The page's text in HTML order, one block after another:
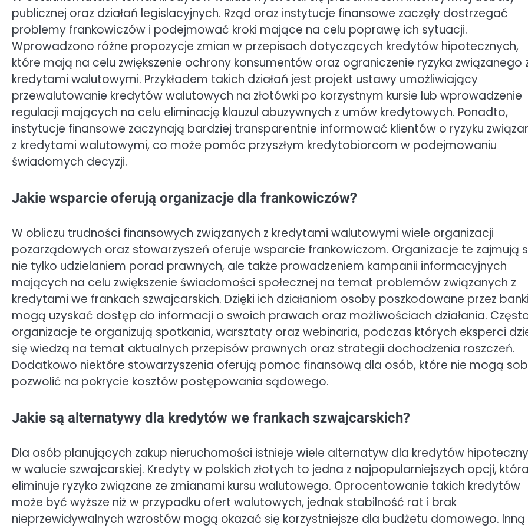
publicznej oraz działań legislacyjnych. Rząd oraz instytucje finansowe zaczęły dostrzegać
problemy frankowiczów i podejmować kroki mające na celu poprawę ich sytuacji.
Wprowadzono różne propozycje zmian w przepisach dotyczących kredytów hipotecznych,
które mają na celu zwiększenie ochrony konsumentów oraz ograniczenie ryzyka związanego
kredytami walutowymi. Przykładem takich działań jest projekt ustawy umożliwiający
przewalutowanie kredytów walutowych na złotówki po korzystnym kursie lub wprowadzenie
regulacji mających na celu eliminację klauzul abuzywnych z umów kredytowych. Ponadto,
instytucje finansowe zaczynają bardziej transparentnie informować klientów o ryzyku
z kredytami walutowymi, co może pomóc przyszłym kredytobiorcom w podejmowaniu
świadomych decyzji.
Jakie wsparcie oferują organizacje dla frankowiczów?
W obliczu trudności finansowych związanych z kredytami walutowymi wiele organizacji
pozarządowych oraz stowarzyszeń oferuje wsparcie frankowiczom. Organizacje te zajmują
nie tylko udzielaniem porad prawnych, ale także prowadzeniem kampanii informacyjnych
mających na celu zwiększenie świadomości społecznej na temat problemów związanych z
kredytami we frankach szwajcarskich. Dzięki ich działaniom osoby poszkodowane przez banki
mogą uzyskać dostęp do informacji o swoich prawach oraz możliwościach działania.
organizacje te organizują spotkania, warsztaty oraz webinaria, podczas których eksperci
się wiedzą na temat aktualnych przepisów prawnych oraz strategii dochodzenia roszczeń.
Dodatkowo niektóre stowarzyszenia oferują pomoc finansową dla osób, które nie mogą
pozwolić na pokrycie kosztów postępowania sądowego.
Jakie są alternatywy dla kredytów we frankach szwajcarskich?
Dla osób planujących zakup nieruchomości istnieje wiele alternatyw dla kredytów
w walucie szwajcarskiej. Kredyty w polskich złotych to jedna z najpopularniejszych opcji, która
eliminuje ryzyko związane ze zmianami kursu walutowego. Oprocentowanie takich kredytów
może być wyższe niż w przypadku ofert walutowych, jednak stabilność rat i brak
nieprzewidywalnych wzrostów mogą okazać się korzystniejsze dla budżetu domowego. Inną